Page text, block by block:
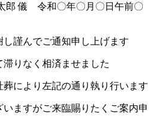
郎 儀 令和〇年〇月〇日午前〇
謹んでご通知申し上げます
りなく相済ませました
により左記の通り執り行います
ますがご来臨賜りたくご案内申